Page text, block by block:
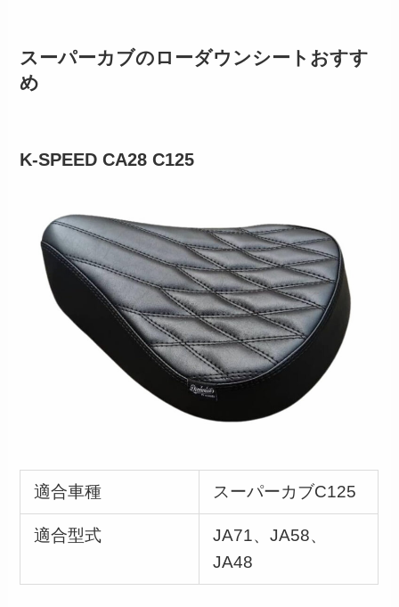
スーパーカブのローダウンシートおすす
め
K-SPEED CA28 C125
適合車種 スーパーカブC125
適合型式
JA71、JA58、
JA48